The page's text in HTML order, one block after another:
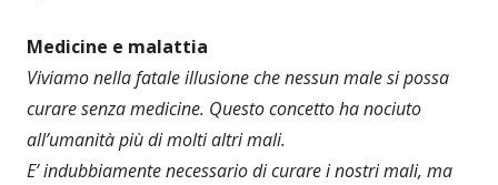
Medicine e malattia
Viviamo nella fatale illusione che nessun male si possa
curare senza medicine. Questo concetto ha nociuto
all’umanità più di molti altri mali.
E’ indubbiamente necessario di curare i nostri mali, ma